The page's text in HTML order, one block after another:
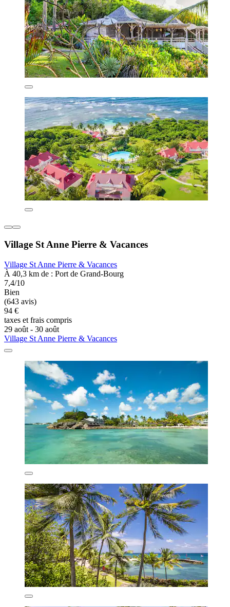
Village St Anne Pierre & Vacances
Village St Anne Pierre & Vacances
À 40,3 km de : Port de Grand-Bourg
7,4/10
Bien
(643 avis)
94 €
taxes et frais compris
29 août - 30 août
Village St Anne Pierre & Vacances